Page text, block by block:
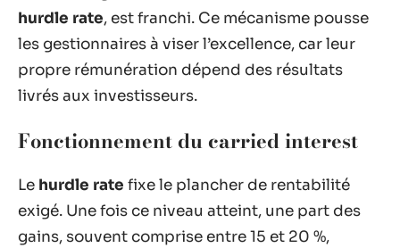
hurdle rate, est franchi. Ce mécanisme pousse
les gestionnaires à viser l’excellence, car leur
propre rémunération dépend des résultats
livrés aux investisseurs.
Fonctionnement du carried interest
Le hurdle rate fixe le plancher de rentabilité
exigé. Une fois ce niveau atteint, une part des
gains, souvent comprise entre 15 et 20 %,